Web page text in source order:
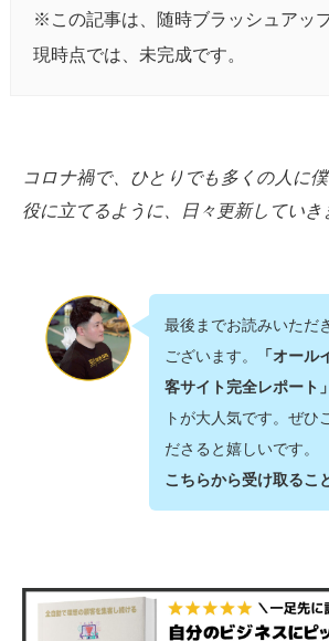
※この記事は、随時ブラッシュアッ
現時点では、未完成です。
コロナ禍で、ひとりでも多くの人に
役に立てるように、日々更新していき
最後までお読みいただ
ございます。
「オー
客サイト完全レポート」
トが大人気です。ぜひ
ださると嬉しいです。
こちらから受け取るこ